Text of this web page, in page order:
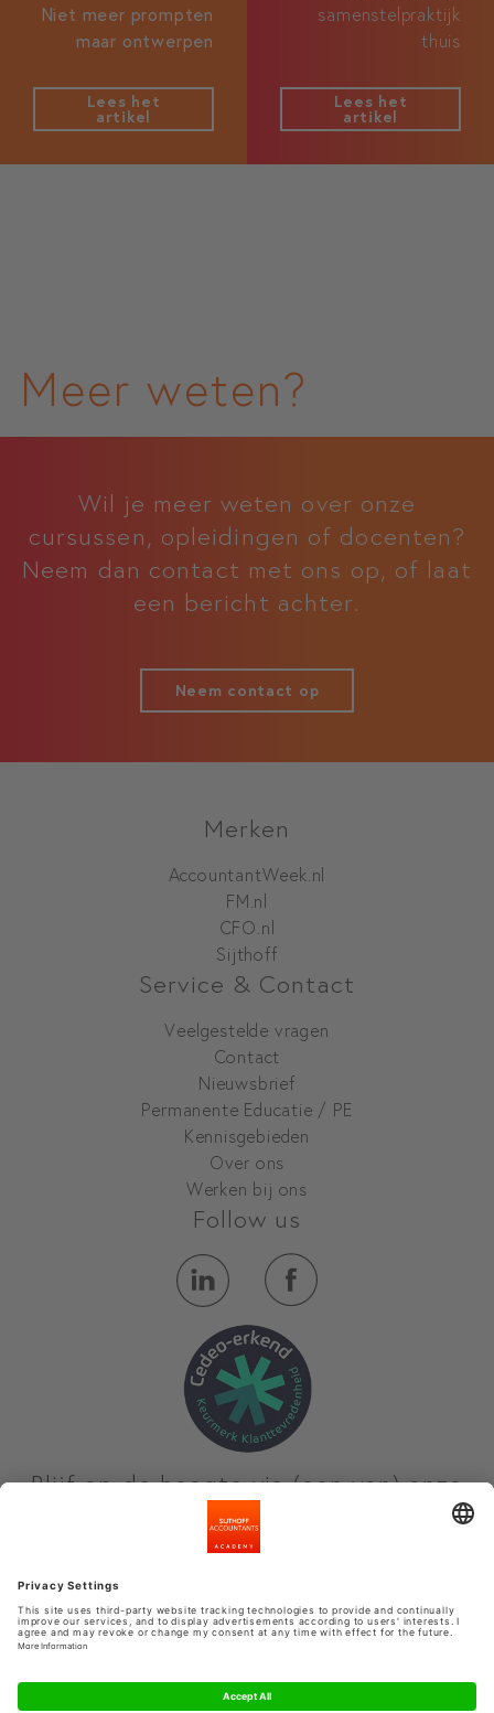
Niet meer prompten
maar ontwerpen
Lees het
artikel
samenstelpraktijk
thuis
Lees het
artikel
Meer weten?
Wil je meer weten over onze
cursussen, opleidingen of docenten?
Neem dan contact met ons op, of laat
een bericht achter.
Neem contact op
Merken
AccountantWeek.nl
FM.nl
CFO.nl
Sijthoff
Service & Contact
Veelgestelde vragen
Contact
Nieuwsbrief
Permanente Educatie / PE
Kennisgebieden
Over ons
Werken bij ons
Follow us
Blijf op de hoogte via (een van) onze
nieuwsbrieven
Privacyinstellingen
Algemene voorwaarden